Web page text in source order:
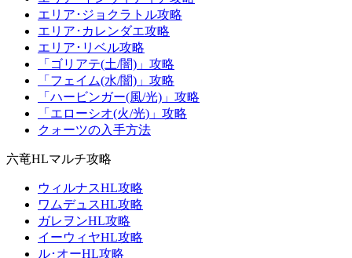
エリア･ジョクラトル攻略
エリア･カレンダエ攻略
エリア･リベル攻略
「ゴリアテ(土/闇)」攻略
「フェイム(水/闇)」攻略
「ハービンガー(風/光)」攻略
「エローシオ(火/光)」攻略
クォーツの入手方法
六竜HLマルチ攻略
ウィルナスHL攻略
ワムデュスHL攻略
ガレヲンHL攻略
イーウィヤHL攻略
ル･オーHL攻略